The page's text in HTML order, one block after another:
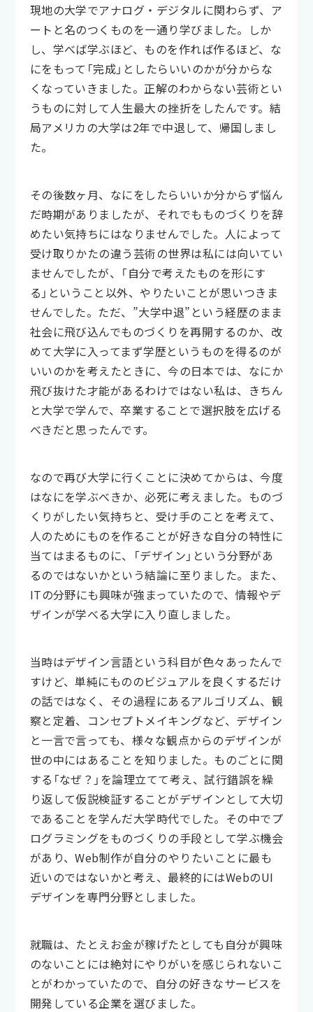
現地の大学でアナログ・デジタルに関わらず、ア
ートと名のつくものを一通り学びました。しか
し、学べば学ぶほど、ものを作れば作るほど、な
にをもって「完成」としたらいいのかが分からな
くなっていきました。正解のわからない芸術とい
うものに対して人生最大の挫折をしたんです。結
局アメリカの大学は2年で中退して、帰国しまし
た。
その後数ヶ月、なにをしたらいいか分からず悩ん
だ時期がありましたが、それでもものづくりを辞
めたい気持ちにはなりませんでした。人によって
受け取りかたの違う芸術の世界は私には向いてい
ませんでしたが、「自分で考えたものを形にす
る」ということ以外、やりたいことが思いつきま
せんでした。ただ、”大学中退”という経歴のまま
社会に飛び込んでものづくりを再開するのか、改
めて大学に入ってまず学歴というものを得るのが
いいのかを考えたときに、今の日本では、なにか
飛び抜けた才能があるわけではない私は、きちん
と大学で学んで、卒業することで選択肢を広げる
べきだと思ったんです。
なので再び大学に行くことに決めてからは、今度
はなにを学ぶべきか、必死に考えました。ものづ
くりがしたい気持ちと、受け手のことを考えて、
人のためにものを作ることが好きな自分の特性に
当てはまるものに、「デザイン」という分野があ
るのではないかという結論に至りました。また、
ITの分野にも興味が強まっていたので、情報やデ
ザインが学べる大学に入り直しました。
当時はデザイン言語という科目が色々あったんで
すけど、単純にもののビジュアルを良くするだけ
の話ではなく、その過程にあるアルゴリズム、観
察と定着、コンセプトメイキングなど、デザイン
と一言で言っても、様々な観点からのデザインが
世の中にはあることを知りました。ものごとに関
する「なぜ？」を論理立てて考え、試行錯誤を繰
り返して仮説検証することがデザインとして大切
であることを学んだ大学時代でした。その中でプ
ログラミングをものづくりの手段として学ぶ機会
があり、Web制作が自分のやりたいことに最も
近いのではないかと考え、最終的にはWebのUI
デザインを専門分野としました。
就職は、たとえお金が稼げたとしても自分が興味
のないことには絶対にやりがいを感じられないこ
とがわかっていたので、自分の好きなサービスを
開発している企業を選びました。